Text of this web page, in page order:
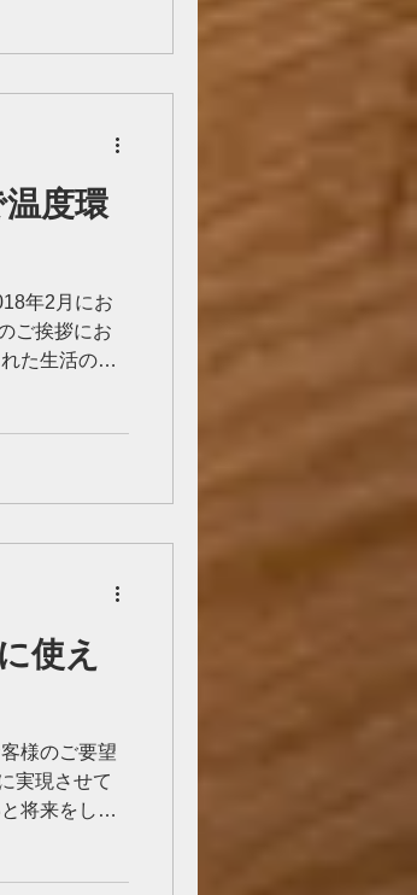
度環
年2月にお
ご挨拶にお
た生活のイ
使え
様のご要望
実現させて
将来をしっ